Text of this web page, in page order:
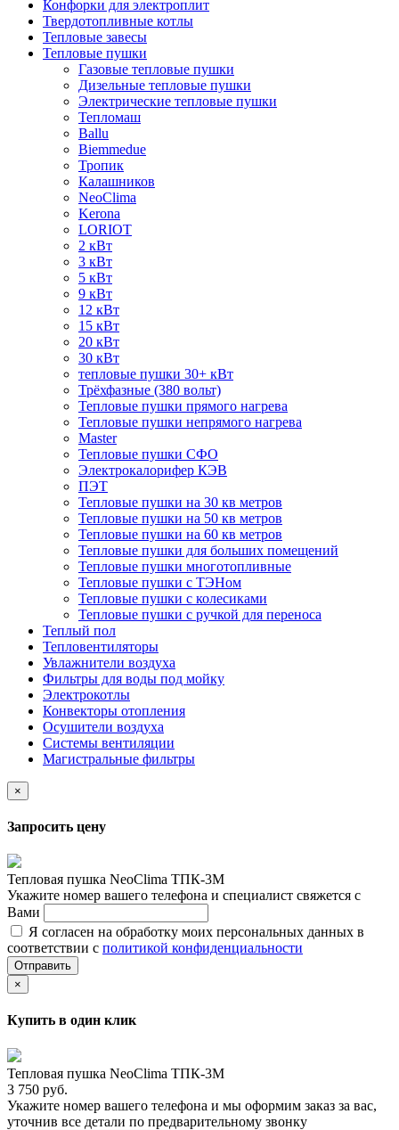
Конфорки для электроплит
Твердотопливные котлы
Тепловые завесы
Тепловые пушки
Газовые тепловые пушки
Дизельные тепловые пушки
Электрические тепловые пушки
Тепломаш
Ballu
Biemmedue
Тропик
Калашников
NeoClima
Kerona
LORIOT
2 кВт
3 кВт
5 кВт
9 кВт
12 кВт
15 кВт
20 кВт
30 кВт
тепловые пушки 30+ кВт
Трёхфазные (380 вольт)
Тепловые пушки прямого нагрева
Тепловые пушки непрямого нагрева
Master
Тепловые пушки СФО
Электрокалорифер КЭВ
ПЭТ
Тепловые пушки на 30 кв метров
Тепловые пушки на 50 кв метров
Тепловые пушки на 60 кв метров
Тепловые пушки для больших помещений
Тепловые пушки многотопливные
Тепловые пушки с ТЭНом
Тепловые пушки с колесиками
Тепловые пушки с ручкой для переноса
Теплый пол
Тепловентиляторы
Увлажнители воздуха
Фильтры для воды под мойку
Электрокотлы
Конвекторы отопления
Осушители воздуха
Системы вентиляции
Магистральные фильтры
×
Запросить цену
Тепловая пушка NeoClima ТПК-3М
Укажите номер вашего телефона и специалист свяжется с
Вами
Я согласен на обработку моих персональных данных в
соответствии с политикой конфиденциальности
Отправить
×
Купить в один клик
Тепловая пушка NeoClima ТПК-3М
3 750 руб.
Укажите номер вашего телефона и мы оформим заказ за вас,
уточнив все детали по предварительному звонку